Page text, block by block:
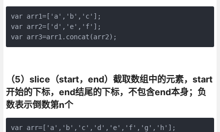
var arr1=['a','b','c'];
var arr2=['d','e','f'];
var arr3=arr1.concat(arr2);
（5）slice（start，end）截取数组中的元素，start
开始的下标，end结尾的下标，不包含end本身；负
数表示倒数第n个
var arr=['a','b','c','d','e','f','g','h'];